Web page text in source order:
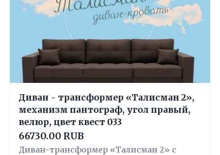
Диван - трансформер «Талисман 2»,
механизм пантограф, угол правый,
велюр, цвет квест 033
66730.00 RUB
Диван-трансформер «Талисман 2» с